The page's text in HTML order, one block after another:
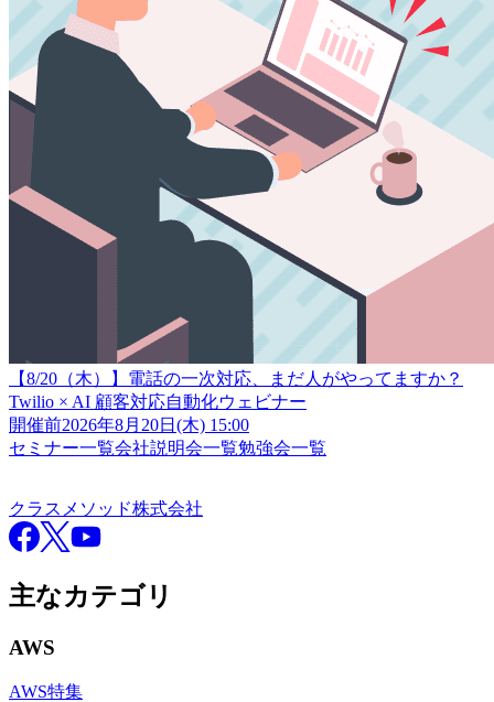
【8/20（木）】電話の一次対応、まだ人がやってますか？
Twilio × AI 顧客対応自動化ウェビナー
開催前2026年8月20日(木) 15:00
セミナー一覧会社説明会一覧勉強会一覧
クラスメソッド株式会社
Facebook
X YouTube
主なカテゴリ
AWS
AWS特集